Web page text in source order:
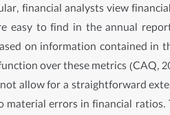
financial analysts view
easy to find in the annual
on information contained
over these metrics (CAQ,
allow for a straightforward
errors in financial